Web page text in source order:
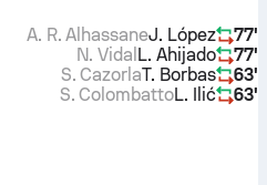
77'
J. López
A. R. Alhassane
77'
L. Ahijado
N. Vidal
63'
T. Borbas
S. Cazorla
63'
L. Ilić
S. Colombatto